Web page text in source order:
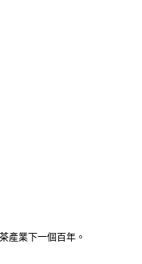
產業下一個百年。